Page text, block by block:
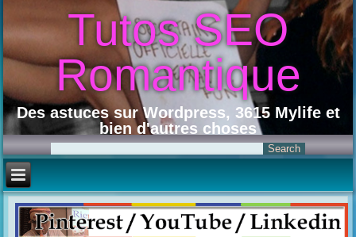
Tutos SEO
Romantique
Des astuces sur Wordpress, 3615 Mylife et
bien d'autres choses